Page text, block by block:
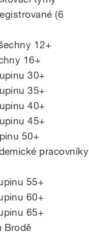
(6
12+
16+
30+
35+
40+
45+
50+
pracovníky
55+
60+
65+
Brodě